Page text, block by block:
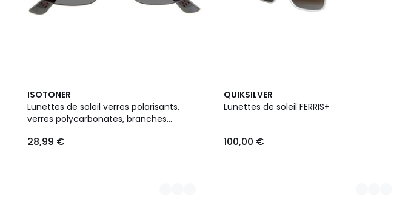
ISOTONER
Lunettes de soleil verres polarisants,
verres polycarbonates, branches
28,99 €
2
Couleurs
QUIKSILVER
Lunettes de soleil FERRIS+
100,00 €
2
Couleurs